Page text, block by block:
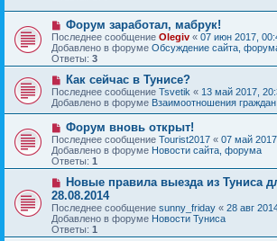
и
е
е
с
о
о
б
щ
е
н
и
е
Н
о
в
о
е
с
о
о
б
щ
е
н
и
е
Форум заработал, мабрук!
Последнее сообщение Olegiv « 07 июн 2017,
Добавлено в форуме Обсуждение сайта,
Ответы: 3
Н
о
в
е
с
о
о
б
щ
е
н
и
е
Как сейчас в Тунисе?
Последнее сообщение Tsvetik « 13 май 2017,
Добавлено в форуме Взаимоотношения
Н
о
в
о
е
с
о
о
б
щ
е
Форум вновь открыт!
Последнее сообщение Tourist2017 « 07 май
Добавлено в форуме Новости сайта, форума
Ответы: 1
Н
о
в
о
е
с
Новые правила выезда из Туниса
28.08.2014
Последнее сообщение sunny_friday « 28 авг
Добавлено в форуме Новости Туниса
Ответы: 1